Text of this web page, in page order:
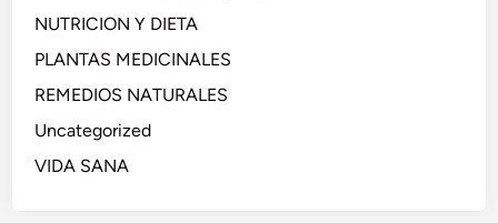
NUTRICION Y DIETA
PLANTAS MEDICINALES
REMEDIOS NATURALES
Uncategorized
VIDA SANA